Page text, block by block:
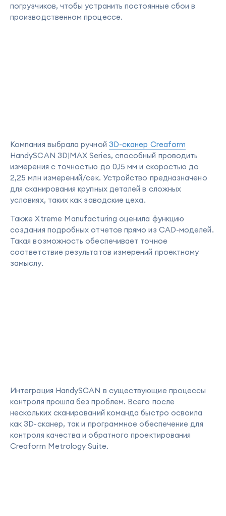
погрузчиков, чтобы устранить постоянные сбои в
производственном процессе.
Компания выбрала ручной 3D-сканер Creaform
HandySCAN 3D|MAX Series, способный проводить
измерения с точностью до 0,15 мм и скоростью до
2,25 млн измерений/сек. Устройство предназначено
для сканирования крупных деталей в сложных
условиях, таких как заводские цеха.
Также Xtreme Manufacturing оценила функцию
создания подробных отчетов прямо из CAD-моделей.
Такая возможность обеспечивает точное
соответствие результатов измерений проектному
замыслу.
Интеграция HandySCAN в существующие процессы
контроля прошла без проблем. Всего после
нескольких сканирований команда быстро освоила
как 3D-сканер, так и программное обеспечение для
контроля качества и обратного проектирования
Creaform Metrology Suite.